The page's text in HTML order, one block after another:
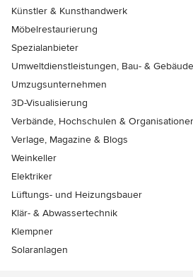
Künstler & Kunsthandwerk
Möbelrestaurierung
Spezialanbieter
Umweltdienstleistungen, Bau- &
Umzugsunternehmen
3D-Visualisierung
Verbände, Hochschulen &
Verlage, Magazine & Blogs
Weinkeller
Elektriker
Lüftungs- und Heizungsbauer
Klär- & Abwassertechnik
Klempner
Solaranlagen